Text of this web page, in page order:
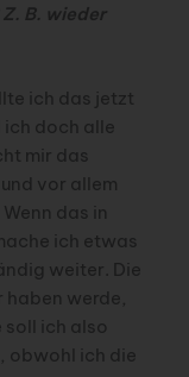
B. wieder
ich das jetzt
doch alle
mir das
vor allem
das in
ich etwas
weiter. Die
haben werde,
soll ich also
obwohl ich die